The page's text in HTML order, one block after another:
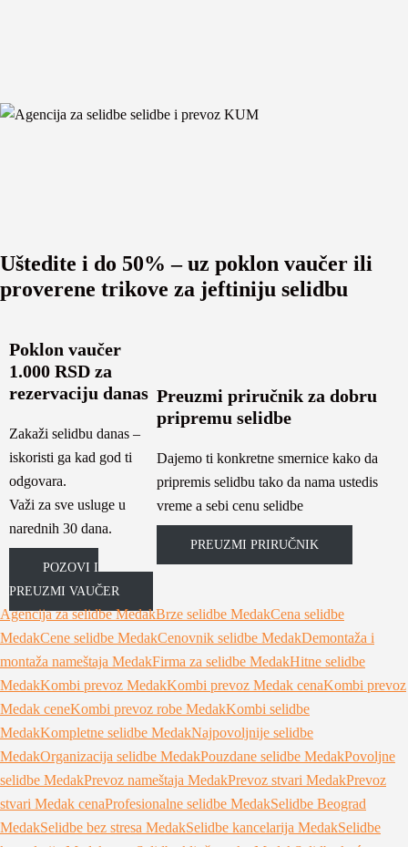
Uštedite i do 50% – uz poklon vaučer ili
proverene trikove za jeftiniju selidbu
Poklon vaučer
1.000 RSD za
rezervaciju danas
Zakaži selidbu danas –
iskoristi ga kad god ti
odgovara.
Važi za sve usluge u
narednih 30 dana.
POZOVI I
PREUZMI VAUČER
Preuzmi priručnik za dobru
pripremu selidbe
Dajemo ti konkretne smernice kako da
pripremis selidbu tako da nama ustedis
vreme a sebi cenu selidbe
PREUZMI PRIRUČNIK
Agencija za selidbe MedakBrze selidbe MedakCena selidbe
MedakCene selidbe MedakCenovnik selidbe MedakDemontaža i
montaža nameštaja MedakFirma za selidbe MedakHitne selidbe
MedakKombi prevoz MedakKombi prevoz Medak cenaKombi prevoz
Medak ceneKombi prevoz robe MedakKombi selidbe
MedakKompletne selidbe MedakNajpovoljnije selidbe
MedakOrganizacija selidbe MedakPouzdane selidbe MedakPovoljne
selidbe MedakPrevoz nameštaja MedakPrevoz stvari MedakPrevoz
stvari Medak cenaProfesionalne selidbe MedakSelidbe Beograd
MedakSelidbe bez stresa MedakSelidbe kancelarija MedakSelidbe